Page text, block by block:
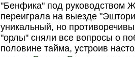
"Бенфика" под руководством
переиграла на выезде
уникальный, но
"орлы" сняли все вопросы о
половине тайма, устроив